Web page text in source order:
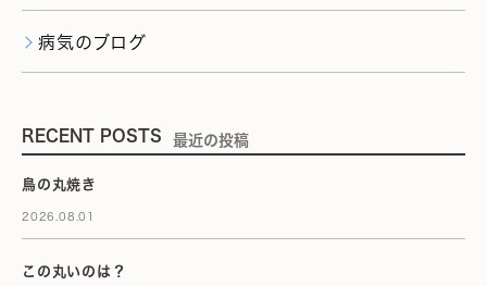
病気のブログ
RECENT POSTS 最近の投稿
鳥の丸焼き
2026.08.01
この丸いのは？